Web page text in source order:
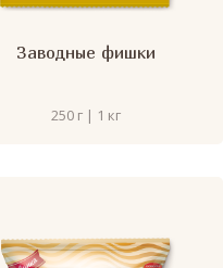
Заводные фишки
250 г | 1 кг